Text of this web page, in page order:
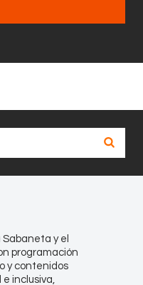
y el
programación
y contenidos
inclusiva,